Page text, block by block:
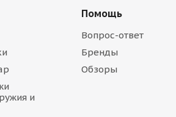
и
Помощь
Вопрос-ответ
Бренды
Обзоры